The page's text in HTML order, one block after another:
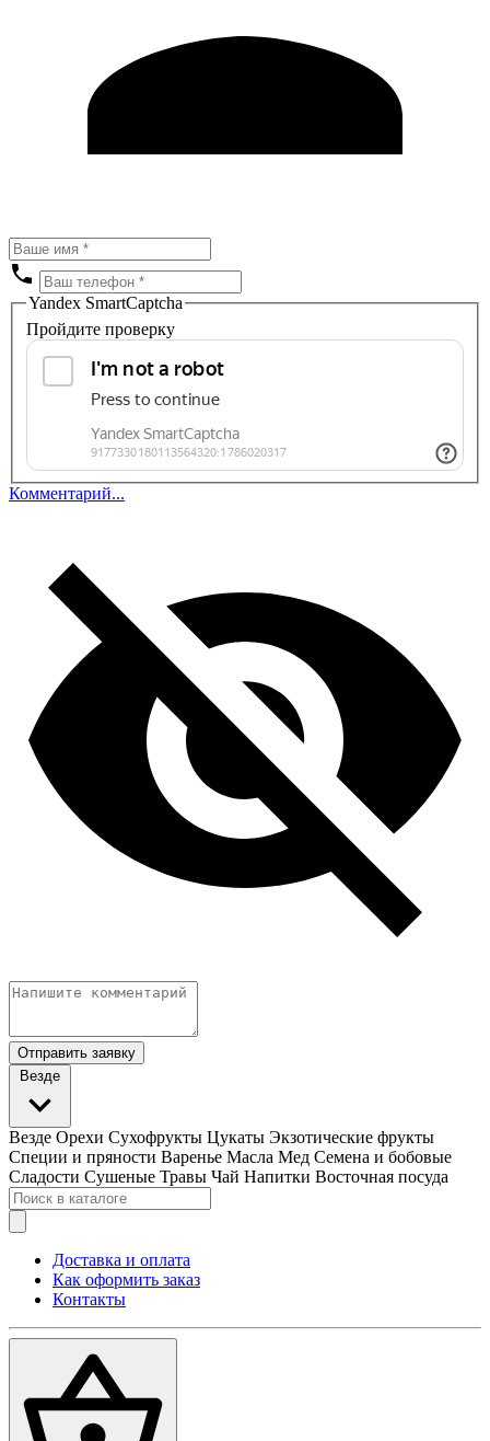
Yandex SmartCaptcha
Пройдите проверку
Комментарий...
Отправить заявку
Везде
Везде Орехи Сухофрукты Цукаты Экзотические фрукты
Специи и пряности Варенье Масла Мед Семена и бобовые
Сладости Сушеные Травы Чай Напитки Восточная посуда
Доставка и оплата
Как оформить заказ
Контакты